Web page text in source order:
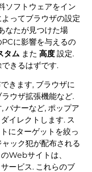
ソフトウェアをイン
ってブラウザの設定
なたが見つけた場
に影響を与えるの
タム また 高度設定.
きるはずです.
きます, ブラウザに
ウザ拡張機能など.
バナーなど, ポップア
イレクトします. ス
にターゲットを絞っ
ック犯が配布される
Webサイトは、
ービス. これらのブ